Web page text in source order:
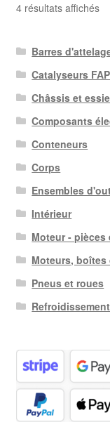
4 résultats affichésTrié
au
plus
Barres
Catalyseurs FAP
Châssis et
Composants
Conteneurs
Corps
Ensembles
Intérieur
Moteur -
Moteurs,
Pneus et roues